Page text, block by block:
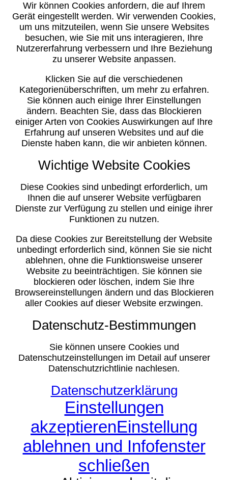
Wir können Cookies anfordern, die auf Ihrem
Gerät eingestellt werden. Wir verwenden Cookies,
um uns mitzuteilen, wenn Sie unsere Websites
besuchen, wie Sie mit uns interagieren, Ihre
Nutzererfahrung verbessern und Ihre Beziehung
zu unserer Website anpassen.
Klicken Sie auf die verschiedenen
Kategorienüberschriften, um mehr zu erfahren.
Sie können auch einige Ihrer Einstellungen
ändern. Beachten Sie, dass das Blockieren
einiger Arten von Cookies Auswirkungen auf Ihre
Erfahrung auf unseren Websites und auf die
Dienste haben kann, die wir anbieten können.
Wichtige Website Cookies
Diese Cookies sind unbedingt erforderlich, um
Ihnen die auf unserer Website verfügbaren
Dienste zur Verfügung zu stellen und einige ihrer
Funktionen zu nutzen.
Da diese Cookies zur Bereitstellung der Website
unbedingt erforderlich sind, können Sie sie nicht
ablehnen, ohne die Funktionsweise unserer
Website zu beeinträchtigen. Sie können sie
blockieren oder löschen, indem Sie Ihre
Browsereinstellungen ändern und das Blockieren
aller Cookies auf dieser Website erzwingen.
Datenschutz-Bestimmungen
Sie können unsere Cookies und
Datenschutzeinstellungen im Detail auf unserer
Datenschutzrichtlinie nachlesen.
Datenschutzerklärung
Einstellungen
akzeptierenEinstellung
ablehnen und Infofenster
schließen